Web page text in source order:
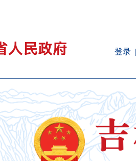
登录